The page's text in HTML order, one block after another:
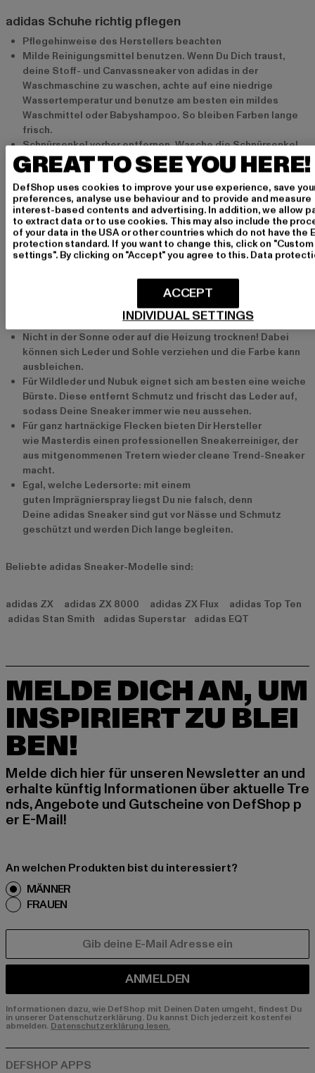
adidas Schuhe richtig pflegen
Pflegehinweise des Herstellers beachten
Milde Reinigungsmittel benutzen. Wenn Du Dich traust,
deine Stoff- und Canvassneaker von adidas in der
Waschmaschine zu waschen, achte auf eine niedrige
Wassertemperatur und benutze am besten ein mildes
Waschmittel oder Babyshampoo. So bleiben Farben lange
frisch.
Schnürsenkel vorher entfernen. Wasche die Schnürsenkel
am besten separat in einem Wäschenetz. So werden sie
wieder schön sauber und verheddern sich nicht so schnell.
Beim Trocknen mit Zeitungpapier oder Tüchern austopfen.
So kannst Du sichergehen, dass Feuchtigkeit schnell aus
dem Material gezogen wird und deine adidas Sneaker ihre
Form behalten.
Sneaker aus echtem Leder niemals in der Maschine
waschen! Maschinelles Waschen beschädigt das Material
und lässt es hart und unförmig werden.
Flecken auf Deinen adidas Schuhen nur mit einer kleinen
Wassermenge und einem weichen Tuck abreiben. Danach
lässt Du sie einfach an der Luft trocknen.
Nicht in der Sonne oder auf die Heizung trocknen! Dabei
können sich Leder und Sohle verziehen und die Farbe kann
ausbleichen.
Für Wildleder und Nubuk eignet sich am besten eine weiche
Bürste. Diese entfernt Schmutz und frischt das Leder auf,
sodass Deine Sneaker immer wie neu aussehen.
Für ganz hartnäckige Flecken bieten Dir Hersteller
wie Masterdis einen professionellen Sneakerreiniger, der
aus mitgenommenen Tretern wieder cleane Trend-Sneaker
macht.
Egal, welche Ledersorte: mit einem
guten Imprägnierspray liegst Du nie falsch, denn
Deine adidas Sneaker sind gut vor Nässe und Schmutz
geschützt und werden Dich lange begleiten.
Beliebte adidas Sneaker-Modelle sind:
adidas ZX adidas ZX 8000 adidas ZX Flux adidas Top Ten
adidas Stan Smith adidas Superstar adidas EQT
MELDE DICH AN, UM
INSPIRIERT ZU BLEI
BEN!
Melde dich hier für unseren Newsletter an und
erhalte künftig Informationen über aktuelle Tre
nds, Angebote und Gutscheine von DefShop p
er E-Mail!
An welchen Produkten bist du interessiert?
MÄNNER
FRAUEN
ANMELDEN
Informationen dazu, wie DefShop mit Deinen Daten umgeht, findest Du
in unserer Datenschutzerklärung. Du kannst Dich jederzeit kostenfei
abmelden. Datenschutzerklärung lesen.
GREAT TO SEE YOU HERE!
DefShop uses cookies to improve your use experience, save
preferences, analyse use behaviour and to provide and measure
interest-based contents and advertising. In addition, we allow
to extract data or to use cookies. This may also include the
of your data in the USA or other countries which do not have the
protection standard. If you want to change this, click on "Custom
settings". By clicking on "Accept" you agree to this. Data
INDIVIDUAL SETTINGS
ACCEPT